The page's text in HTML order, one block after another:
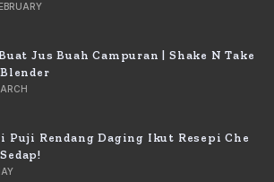
Jus Buah Campuran | Shake N Take
Puji Rendang Daging Ikut Resepi Che